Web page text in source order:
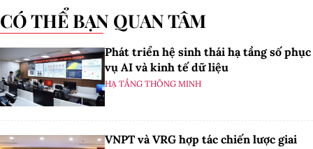
CÓ THỂ BẠN QUAN TÂM
Phát triển hệ sinh thái hạ tầng số phục
vụ AI và kinh tế dữ liệu
HẠ TẦNG THÔNG MINH
VNPT và VRG hợp tác chiến lược giai